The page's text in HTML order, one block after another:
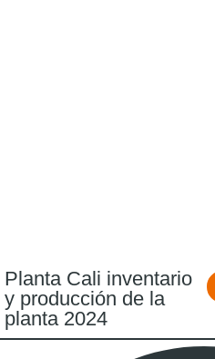
Planta Cali inventario
y producción de la
planta 2024